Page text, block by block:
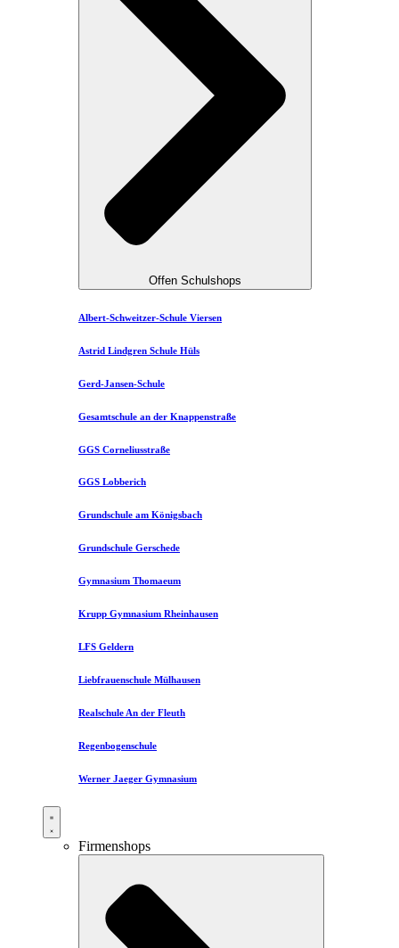
Offen Schulshops
Albert-Schweitzer-Schule Viersen
Astrid Lindgren Schule Hüls
Gerd-Jansen-Schule
Gesamtschule an der Knappenstraße
GGS Corneliusstraße
GGS Lobberich
Grundschule am Königsbach
Grundschule Gerschede
Gymnasium Thomaeum
Krupp Gymnasium Rheinhausen
LFS Geldern
Liebfrauenschule Mülhausen​
Realschule An der Fleuth
Regenbogenschule
Werner Jaeger Gymnasium
Firmenshops